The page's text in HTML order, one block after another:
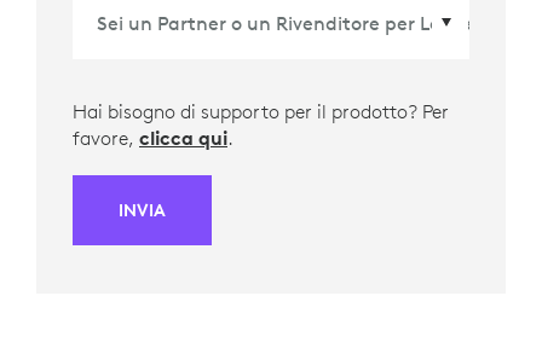
Hai bisogno di supporto per il prodotto? Per
favore, clicca qui.
INVIA